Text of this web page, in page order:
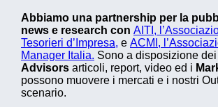
Abbiamo una partnership per la
news e research con AITI,
Tesorieri d’Impresa, e ACMI,
Manager Italia. Sono a disposizione
Advisors articoli, report, video ed i
possono muovere i mercati e i nostri
scenario.